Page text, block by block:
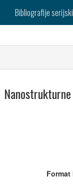
Bibliografije